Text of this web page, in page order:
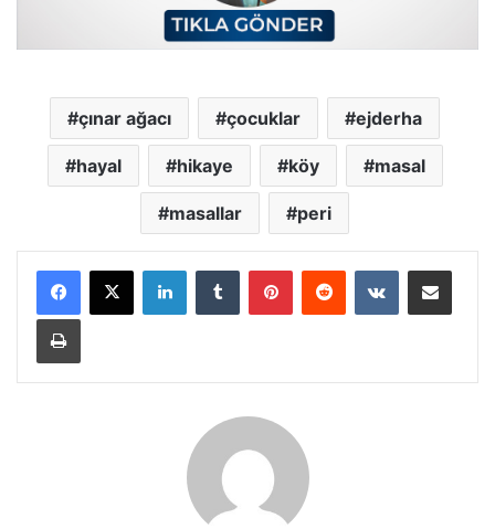
çınar ağacı çocuklar ejderha
hayal hikaye köy masal
masallar peri
LinkedInTumblr PinterestReddit VKontakteE-Posta ile paylaş
Yazdır